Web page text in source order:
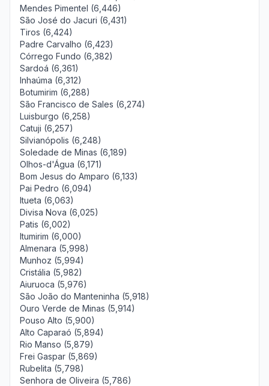
Mendes Pimentel (6,446)
São José do Jacuri (6,431)
Tiros (6,424)
Padre Carvalho (6,423)
Córrego Fundo (6,382)
Sardoá (6,361)
Inhaúma (6,312)
Botumirim (6,288)
São Francisco de Sales (6,274)
Luisburgo (6,258)
Catuji (6,257)
Silvianópolis (6,248)
Soledade de Minas (6,189)
Olhos-d'Água (6,171)
Bom Jesus do Amparo (6,133)
Pai Pedro (6,094)
Itueta (6,063)
Divisa Nova (6,025)
Patis (6,002)
Itumirim (6,000)
Almenara (5,998)
Munhoz (5,994)
Cristália (5,982)
Aiuruoca (5,976)
São João do Manteninha (5,918)
Ouro Verde de Minas (5,914)
Pouso Alto (5,900)
Alto Caparaó (5,894)
Rio Manso (5,879)
Frei Gaspar (5,869)
Rubelita (5,798)
Senhora de Oliveira (5,786)